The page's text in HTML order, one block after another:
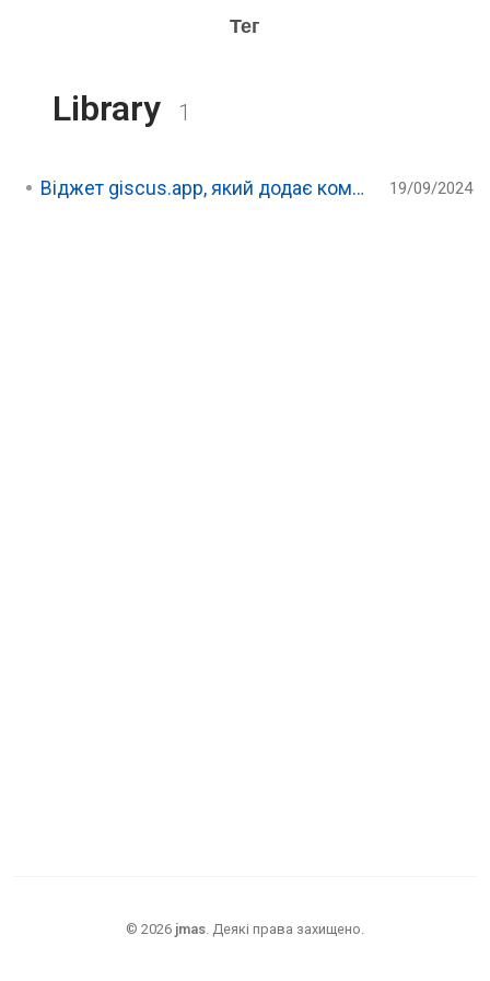
Тег
Library 1
Віджет giscus.app, який додає коментарі на вебсайт 19/09/2024
© 2026 jmas. Деякі права захищено.